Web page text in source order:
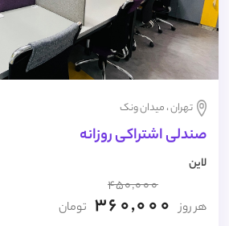
تهران ، میدان ونک
صندلی اشتراکی روزانه
لاین
هر روز
450,000
360,000 تومان